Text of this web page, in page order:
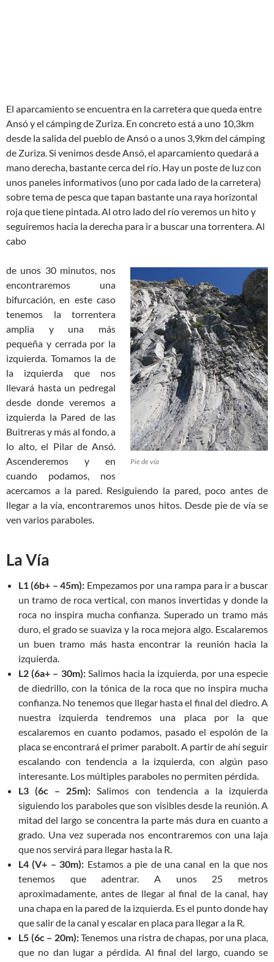
El aparcamiento se encuentra en la carretera que queda entre
Ansó y el cámping de Zuriza. En concreto está a uno 10,3km
desde la salida del pueblo de Ansó o a unos 3,9km del cámping
de Zuriza. Si venimos desde Ansó, el aparcamiento quedará a
mano derecha, bastante cerca del río. Hay un poste de luz con
unos paneles informativos (uno por cada lado de la carretera)
sobre tema de pesca que tapan bastante una raya horizontal
roja que tiene pintada. Al otro lado del río veremos un hito y
seguiremos hacia la derecha para ir a buscar una torrentera. Al
cabo
Pie de vía
de unos 30 minutos, nos
encontraremos una
bifurcación, en este caso
tenemos la torrentera
amplia y una más
pequeña y cerrada por la
izquierda. Tomamos la de
la izquierda que nos
llevará hasta un pedregal
desde donde veremos a
izquierda la Pared de las
Buitreras y más al fondo, a
lo alto, el Pilar de Ansó.
Ascenderemos y en
cuando podamos, nos
acercamos a la pared. Resiguiendo la pared, poco antes de
llegar a la vía, encontraremos unos hitos. Desde pie de vía se
ven varios paraboles.
La Vía
L1 (6b+ – 45m): Empezamos por una rampa para ir a buscar
un tramo de roca vertical, con manos invertidas y donde la
roca no inspira mucha confianza. Superado un tramo más
duro, el grado se suaviza y la roca mejora algo. Escalaremos
un buen tramo más hasta encontrar la reunión hacia la
izquierda.
L2 (6a+ – 30m):Salimos hacia la izquierda, por una especie
de diedrillo, con la tónica de la roca que no inspira mucha
confianza. No tenemos que llegar hasta el final del diedro. A
nuestra izquierda tendremos una placa por la que
escalaremos en cuanto podamos, pasado el espolón de la
placa se encontrará el primer parabolt. A partir de ahí seguir
escalando con tendencia a la izquierda, con algún paso
interesante. Los múltiples paraboles no permiten pérdida.
L3 (6c – 25m): Salimos con tendencia a la izquierda
siguiendo los paraboles que son visibles desde la reunión. A
mitad del largo se concentra la parte más dura en cuanto a
grado. Una vez superada nos encontraremos con una laja
que nos servirá para llegar hasta la R.
L4 (V+ – 30m): Estamos a pie de una canal en la que nos
tenemos que adentrar. A unos 25 metros
aproximadamente, antes de llegar al final de la canal, hay
una chapa en la pared de la izquierda. Es el punto donde hay
que salir de la canal y escalar en placa para llegar a la R.
L5 (6c – 20m):Tenemos una ristra de chapas, por una placa,
que no dan lugar a pérdida. Al final del largo, cuando se